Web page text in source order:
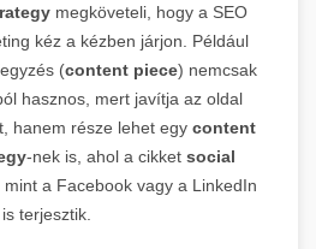
megköveteli, hogy a SEO
kéz a kézben járjon. Például
(content piece) nemcsak
hasznos, mert javítja az oldal
hanem része lehet egy content
-nek is, ahol a cikket social
mint a Facebook vagy a LinkedIn
is terjesztik.